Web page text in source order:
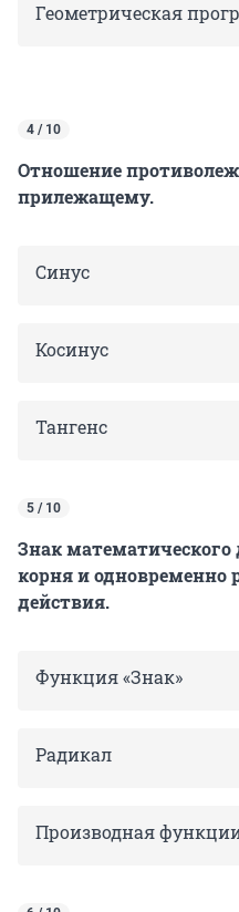
Геометрическая
4 / 10
Отношение
прилежащему.
Синус
Косинус
Тангенс
5 / 10
Знак математического
корня и одновременно
действия.
Функция «Знак»
Радикал
Производная